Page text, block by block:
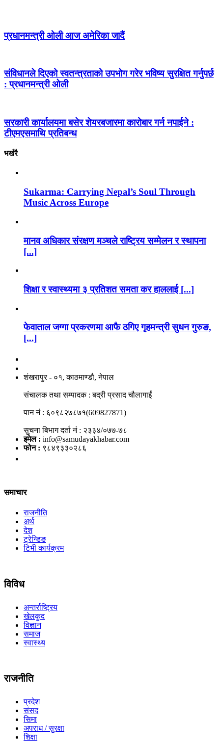
प्रधानमन्त्री ओली आज अमेरिका जादैं
संविधानले दिएको स्वतन्त्रताको उपभोग गरेर भविष्य सुरक्षित गर्नुपर्छ
: प्रधानमन्त्री ओली
सरकारी कार्यालयमा बसेर शेयरबजारमा कारोबार गर्न नपाईने :
टीएमएसमाथि प्रतिबन्ध
भर्खरै
Sukarma: Carrying Nepal’s Soul Through
Music Across Europe
मानव अधिकार संरक्षण मञ्चले राष्ट्रिय सम्मेलन र स्थापना
[...]
शिक्षा र स्वास्थ्यमा ३ प्रतिशत समता कर हाललाई [...]
फेवाताल जग्गा प्रकरणमा आफै ठगिए गृहमन्त्री सुधन गुरुङ,
[...]
शंखरापुर - ०१, काठमाण्डौ, नेपाल
संचालक तथा सम्पादक : बद्री प्रसाद चौलागाईं
पान नं : ६०९८२७८७१(609827871)
सुचना बिभाग दर्ता नं : २३३४/०७७-७८
इमेल : info@samudayakhabar.com
फोन : ९८४९३३०२८६
समाचार
राजनीति
अर्थ
देश
ट्रेन्डिङ
टिभी कार्यक्रम
विविध
अन्तर्राष्ट्रिय
खेलकुद
विज्ञान
समाज
स्वास्थ्य
राजनीति
प्रदेश
संसद
सिमा
अपराध / सुरक्षा
शिक्षा